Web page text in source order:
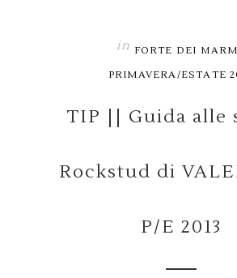
in FORTE DEI
PRIMAVERA/ESTATE
TIP || Guida alle
Rockstud di
P/E 2013